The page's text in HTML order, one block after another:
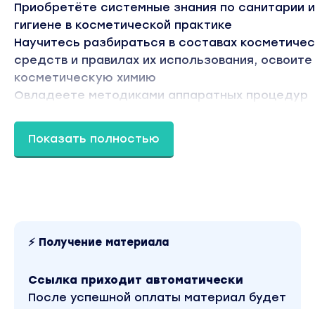
Приобретёте системные знания по санитарии и
гигиене в косметической практике
Научитесь разбираться в составах
средств и правилах их использования, освоите
косметическую химию
Овладеете методиками аппаратных процедур
От простого к сложному!
Эстетическая и медицинская косметология –
Показать полностью
⚡ Получение материала
Ссылка приходит автоматически
После успешной оплаты материал будет